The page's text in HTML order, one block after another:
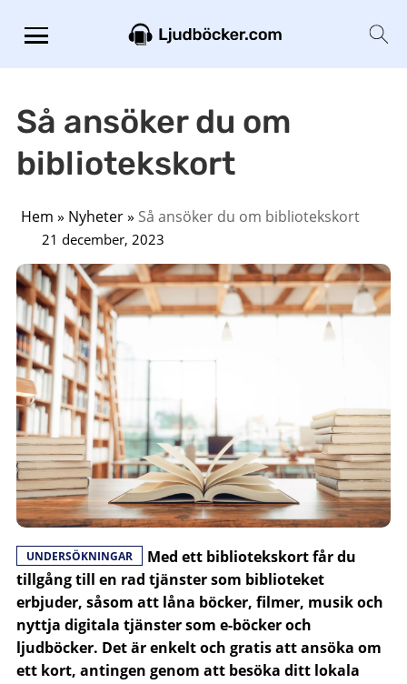
Så ansöker du om
bibliotekskort
Hem » Nyheter» Så ansöker du om bibliotekskort
21 december, 2023
UNDERSÖKNINGAR
Med ett bibliotekskort får du
tillgång till en rad tjänster som biblioteket
erbjuder, såsom att låna böcker, filmer, musik och
nyttja digitala tjänster som e-böcker och
ljudböcker. Det är enkelt och gratis att ansöka om
ett kort, antingen genom att besöka ditt lokala